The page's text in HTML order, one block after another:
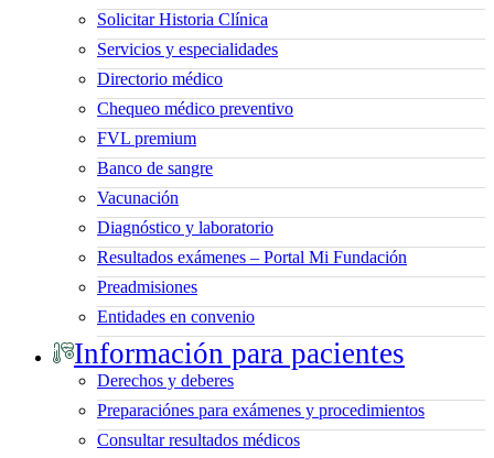
Solicitar Historia Clínica
Servicios y especialidades
Directorio médico
Chequeo médico preventivo
FVL premium
Banco de sangre
Vacunación
Diagnóstico y laboratorio
Resultados exámenes – Portal Mi Fundación
Preadmisiones
Entidades en convenio
Información para pacientes
Derechos y deberes
Preparaciónes para exámenes y procedimientos
Consultar resultados médicos